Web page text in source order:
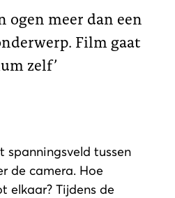
meer dan een
Film gaat
zelf
spanningsveld tussen
de camera. Hoe
elkaar? Tijdens de